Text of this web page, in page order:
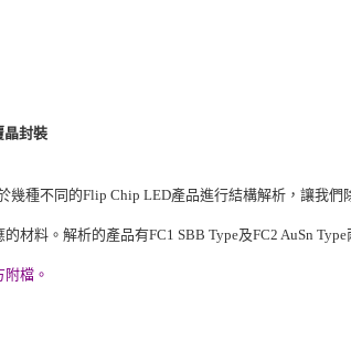
晶封裝
幾種不同的Flip Chip LED產品進行結構解析，讓我們
料。解析的產品有FC1 SBB Type及FC2 AuSn Type
檔。